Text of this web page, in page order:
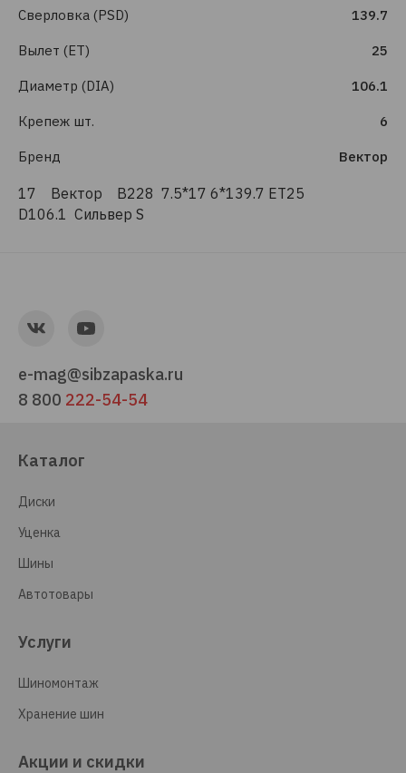
Сверловка (PSD) 139.7
Вылет (ET) 25
Диаметр (DIA) 106.1
Крепеж шт. 6
Бренд Вектор
17 Вектор B228 7.5*17 6*139.7 ET25
D106.1 Сильвер S
e-mag@sibzapaska.ru
8 800 222-54-54
Каталог
Диски
Уценка
Шины
Автотовары
Услуги
Шиномонтаж
Хранение шин
Акции и скидки